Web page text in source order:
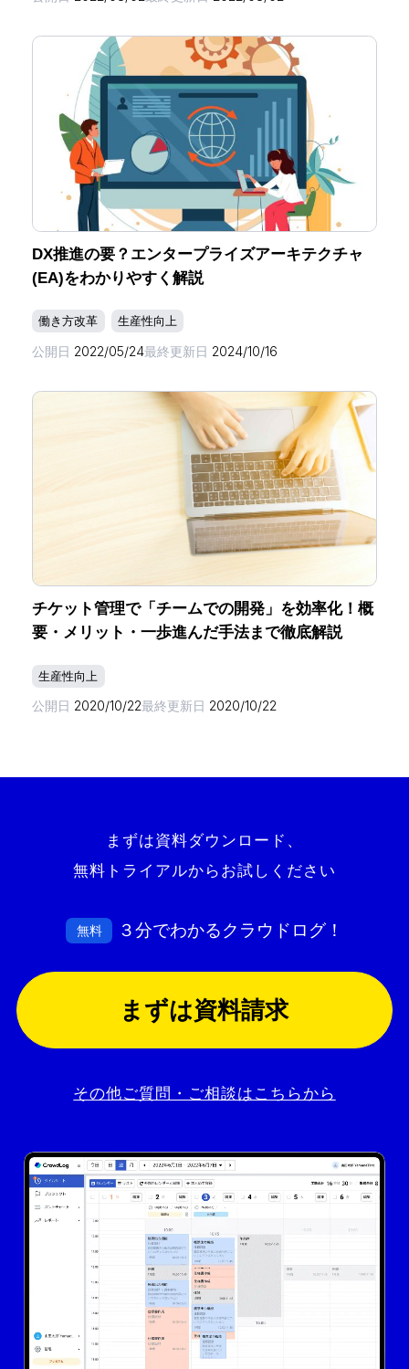
DX推進の要？エンタープライズアーキテクチャ
(EA)をわかりやすく解説
働き方改革 生産性向上
公開日 2022/05/24最終更新日 2024/10/16
チケット管理で「チームでの開発」を効率化！概
要・メリット・一歩進んだ手法まで徹底解説
生産性向上
公開日 2020/10/22最終更新日 2020/10/22
まずは資料ダウンロード、
無料トライアルからお試しください
無料 ３分でわかるクラウドログ！
まずは資料請求
その他ご質問・ご相談はこちらから